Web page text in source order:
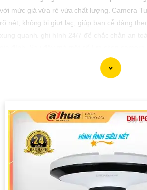
với mức giá vừa rẻ vừa chất lượng. Camera
rõ nét, không bị giựt lag, giúp bạn dễ dàng